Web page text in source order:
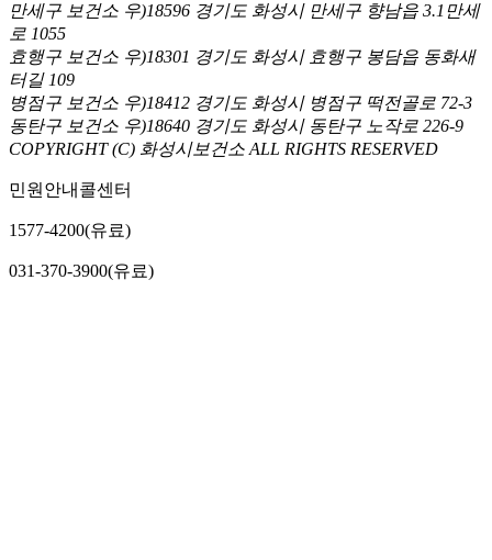
만세구 보건소 우)18596 경기도 화성시 만세구 향남읍 3.1만세
로 1055
효행구 보건소 우)18301 경기도 화성시 효행구 봉담읍 동화새
터길 109
병점구 보건소 우)18412 경기도 화성시 병점구 떡전골로 72-3
동탄구 보건소 우)18640 경기도 화성시 동탄구 노작로 226-9
COPYRIGHT (C) 화성시보건소 ALL RIGHTS RESERVED
민원안내콜센터
1577-4200(유료)
031-370-3900(유료)